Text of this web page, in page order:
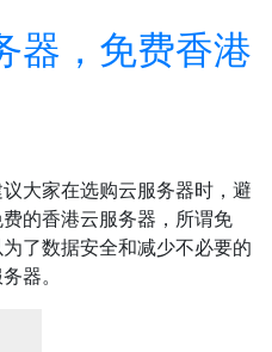
器，免费香港
大家在选购云服务器时，避
的香港云服务器，所谓免
了数据安全和减少不必要的
器。